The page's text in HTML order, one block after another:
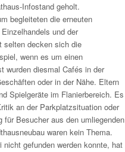
Infostand geholt.
begleiteten die erneuten
und der
selten decken sich die
wenn es um einen
wurden diesmal Cafés in der
oder in der Nähe. Eltern
Spielgeräte im Flanierbereich. Es
an der Parkplatzsituation oder
für Besucher aus den umliegenden
waren kein Thema.
gefunden werden konnte, hat